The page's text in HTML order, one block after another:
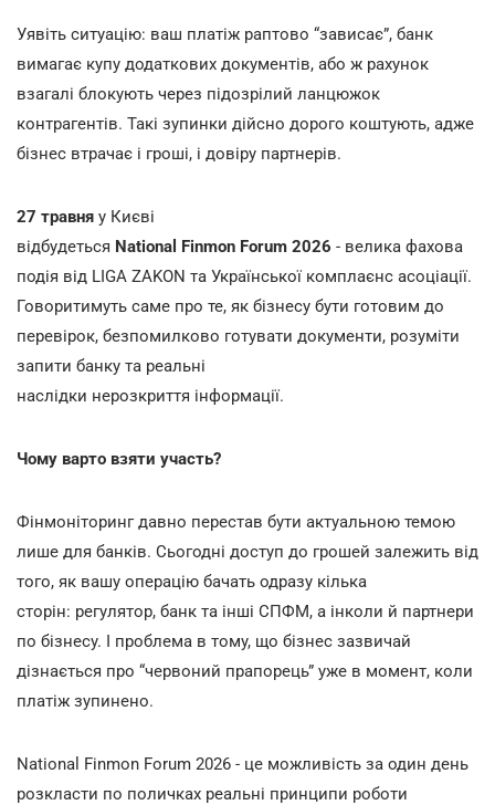
Уявіть ситуацію: ваш платіж раптово “зависає”, банк
вимагає купу додаткових документів, або ж рахунок
взагалі блокують через підозрілий ланцюжок
контрагентів. Такі зупинки дійсно дорого коштують, адже
бізнес втрачає і гроші, і довіру партнерів.
27 травня у Києві
відбудеться National Finmon Forum 2026 - велика фахова
подія від LIGA ZAKON та Української комплаєнс асоціації.
Говоритимуть саме про те, як бізнесу бути готовим до
перевірок, безпомилково готувати документи, розуміти
запити банку та реальні
наслідки нерозкриття інформації.
Чому варто взяти участь?
Фінмоніторинг давно перестав бути актуальною темою
лише для банків. Сьогодні доступ до грошей залежить від
того, як вашу операцію бачать одразу кілька
сторін: регулятор, банк та інші СПФМ, а інколи й партнери
по бізнесу. І проблема в тому, що бізнес зазвичай
дізнається про “червоний прапорець” уже в момент, коли
платіж зупинено.
National Finmon Forum 2026 - це можливість за один день
розкласти по поличках реальні принципи роботи